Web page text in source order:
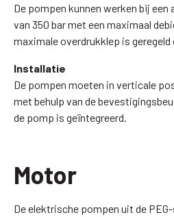
De pompen kunnen werken bij een
van 350 bar met een maximaal
maximale overdrukklep is geregeld
Installatie
De pompen moeten in verticale
met behulp van de
de pomp is geïntegreerd.
Motor
De elektrische pompen uit de